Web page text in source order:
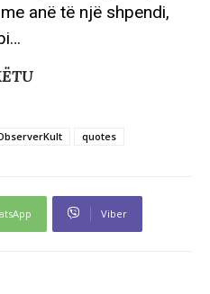
anë të një shpendi,
quotes
Viber